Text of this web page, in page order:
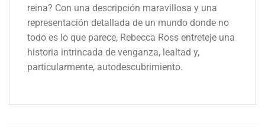
reina? Con una descripción maravillosa y una
representación detallada de un mundo donde no
todo es lo que parece, Rebecca Ross entreteje una
historia intrincada de venganza, lealtad y,
particularmente, autodescubrimiento.